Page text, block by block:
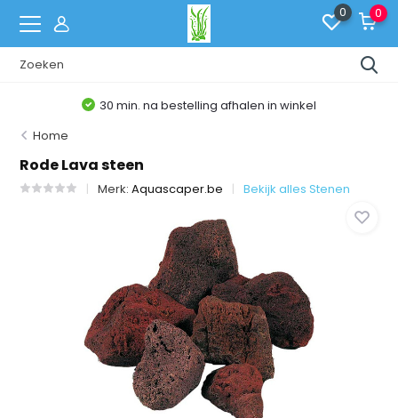
0 0
30 min. na bestelling afhalen in winkel
Home
Rode Lava steen
Merk:Aquascaper.be Bekijk alles Stenen